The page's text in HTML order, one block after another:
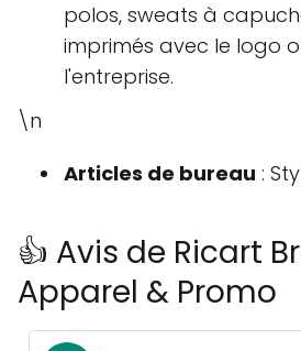
polos, sweats à
imprimés avec le logo
l'entreprise.
\n
Articles de bureau :
👍 Avis de Ricart
Apparel & Promo